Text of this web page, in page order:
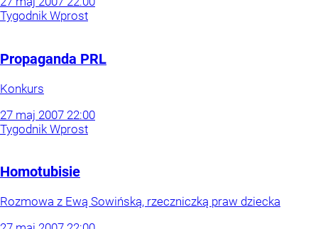
Tygodnik Wprost
Propaganda PRL
Konkurs
27 maj 2007 22:00
Tygodnik Wprost
Homotubisie
Rozmowa z Ewą Sowińską, rzeczniczką praw dziecka